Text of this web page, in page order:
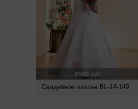
9500 руб.
Свадебное платье BL-14-149